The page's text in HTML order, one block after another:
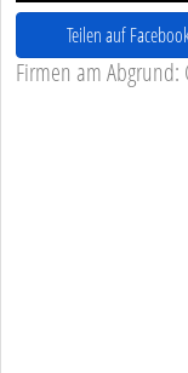
Teilen auf
Firmen am Abgrund: